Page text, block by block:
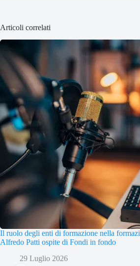
Articoli correlati
Il ruolo degli enti di formazione nella
Alfredo Patti ospite di Fondi in fondo
29 Luglio 2026